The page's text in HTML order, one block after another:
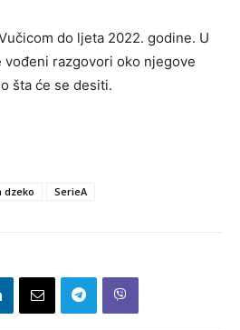
do ljeta 2022. godine. U
vođeni razgovori oko njegove
šta će se desiti.
dzeko SerieA